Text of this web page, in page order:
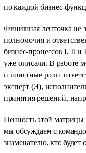
по каждой бизнес-
Финишная ленточка не
полномочия и
бизнес-процессов I, II и
уже описали. В работе
и понятные роли:
эксперт (Э),
принятия решений,
Ценность этой матрицы
мы обсуждаем с
знаменателю, кто будет